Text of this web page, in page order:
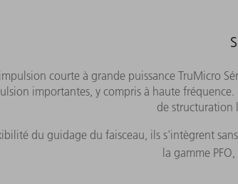
impulsion courte à grande puissance TruMicro
importantes, y compris à haute
de structuration
du guidage du faisceau, ils s'intègrent
la gamme